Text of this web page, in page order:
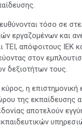
τόσο σε
εργαζομένων και
ΤΕΙ, απόφοιτους ΙΕΚ
στον
δεξιοτήτων τους.
η επιστημονική
της εκπαίδευσης
αποτελούν